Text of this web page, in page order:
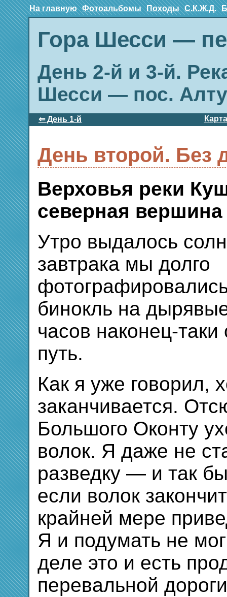
На главную Фотоальбомы Походы С.К.Ж.Д.
Гора Шесси —
День 2-й и 3-й.
Шесси — пос.
⇐ День 1-й Карта
День второй. Без
Верховья реки
северная
Утро выдалось
завтрака мы долго
бинокль на
часов наконец-
путь.
Как я уже говорил,
заканчивается.
Большого Оконту
волок. Я даже не
разведку — и так
если волок
крайней мере
Я и подумать не
деле это и есть
перевальной